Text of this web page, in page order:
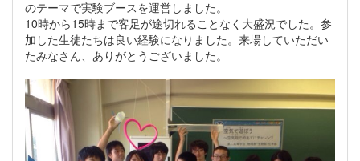
のテーマで実験ブースを運営しました。
10時から15時まで客足が途切れることなく大盛況でした。参
加した生徒たちは良い経験になりました。来場していただい
たみなさん、ありがとうございました。